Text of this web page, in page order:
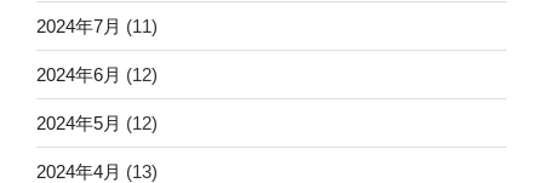
2024年7月 (11)
2024年6月 (12)
2024年5月 (12)
2024年4月 (13)